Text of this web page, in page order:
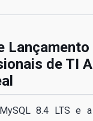
de TI
8.4 LTS e